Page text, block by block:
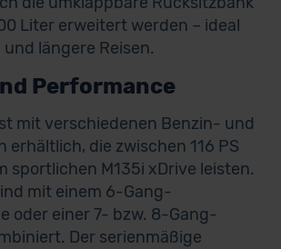
Liter erweitert werden – ideal
längere Reisen.
Performance
mit verschiedenen Benzin- und
erhältlich, die zwischen 116 PS
sportlichen M135i xDrive leisten.
mit einem 6-Gang-
oder einer 7- bzw. 8-Gang-
Der serienmäßige